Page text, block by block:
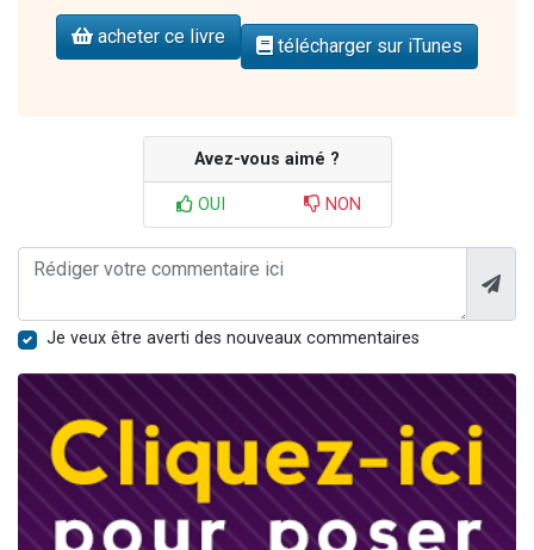
acheter ce livre télécharger sur iTunes
Avez-vous aimé ?
OUI NON
Je veux être averti des nouveaux commentaires